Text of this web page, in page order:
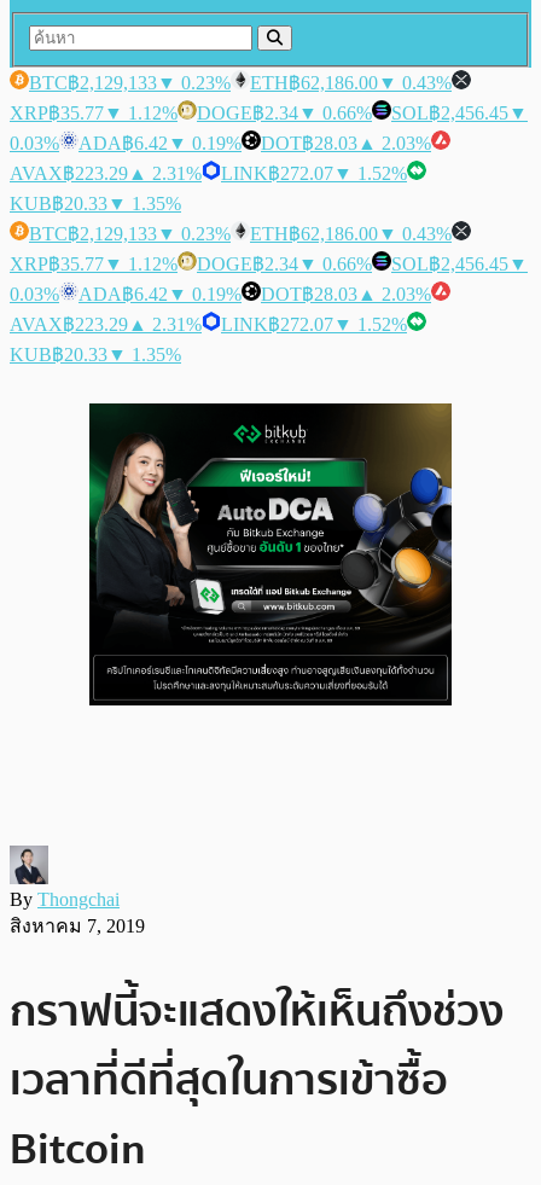
BTC฿2,129,133▼ 0.23% ETH฿62,186.00▼ 0.43%
XRP฿35.77▼ 1.12% DOGE฿2.34▼ 0.66% SOL฿2,456.45▼
0.03%
ADA฿6.42 ▼ 0.19% DOT฿28.03 ▲ 2.03%
AVAX฿223.29 ▲ 2.31% LINK฿272.07▼ 1.52%
KUB฿20.33▼ 1.35%
BTC฿2,129,133▼ 0.23% ETH฿62,186.00▼ 0.43%
XRP฿35.77▼ 1.12% DOGE฿2.34▼ 0.66% SOL฿2,456.45▼
0.03%
ADA฿6.42 ▼ 0.19% DOT฿28.03 ▲ 2.03%
AVAX฿223.29 ▲ 2.31% LINK฿272.07▼ 1.52%
KUB฿20.33▼ 1.35%
By Thongchai
สิงหาคม 7, 2019
กราฟนี้จะแสดงให้เห็นถึงช่วง
เวลาที่ดีที่สุดในการเข้าซื้อ
Bitcoin